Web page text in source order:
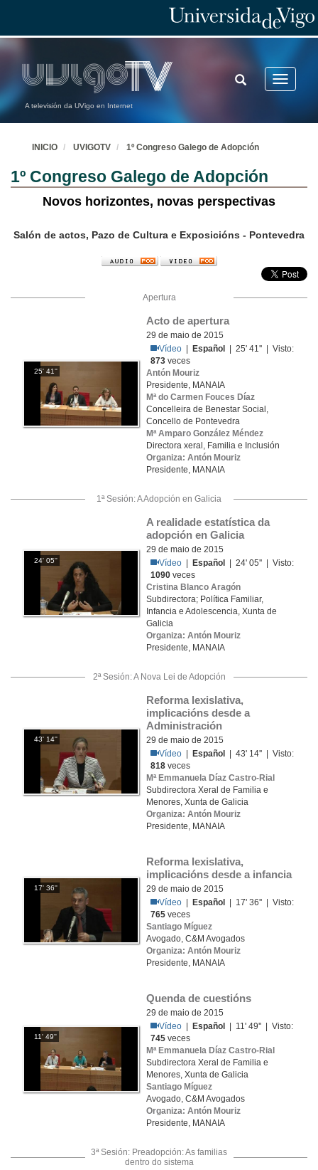
A televisión da UVigo en Internet
Toggle
TOGGLE
SEARCH
INICIO UVIGOTV 1º Congreso Galego de Adopción
1º Congreso Galego de Adopción
Novos horizontes, novas perspectivas
Salón de actos, Pazo de Cultura e Exposicións - Pontevedra
Apertura
25' 41''
Acto de apertura
29 de maio de 2015
Vídeo
Español
| 25' 41'' | Visto:
873 veces
Antón Mouriz
Presidente, MANAIA
Mª do Carmen Fouces Díaz
Concelleira de Benestar Social,
Concello de Pontevedra
Mª Amparo González Méndez
Directora xeral, Familia e Inclusión
Organiza: Antón Mouriz
Presidente, MANAIA
1ª Sesión: A Adopción en Galicia
24' 05''
A realidade estatística da
adopción en Galicia
29 de maio de 2015
Vídeo
Español
| 24' 05'' | Visto:
1090 veces
Cristina Blanco Aragón
Subdirectora; Política Familiar,
Infancia e Adolescencia, Xunta de
Galicia
Organiza: Antón Mouriz
Presidente, MANAIA
2ª Sesión: A Nova Lei de Adopción
43' 14''
Reforma lexislativa,
implicacións desde a
Administración
29 de maio de 2015
Vídeo
Español
| 43' 14'' | Visto:
818 veces
Mª Emmanuela Díaz Castro-Rial
Subdirectora Xeral de Familia e
Menores, Xunta de Galicia
Organiza: Antón Mouriz
Presidente, MANAIA
17' 36''
Reforma lexislativa,
implicacións desde a infancia
29 de maio de 2015
Vídeo
Español
| 17' 36'' | Visto:
765 veces
Santiago Míguez
Avogado, C&M Avogados
Organiza: Antón Mouriz
Presidente, MANAIA
11' 49''
Quenda de cuestións
29 de maio de 2015
Vídeo
Español
| 11' 49'' | Visto:
745 veces
Mª Emmanuela Díaz Castro-Rial
Subdirectora Xeral de Familia e
Menores, Xunta de Galicia
Santiago Míguez
Avogado, C&M Avogados
Organiza: Antón Mouriz
Presidente, MANAIA
3ª Sesión: Preadopción: As familias
dentro do sistema